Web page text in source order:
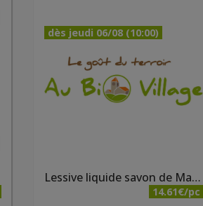
dès jeudi 06/08 (10:00)
Lessive liquide savon de Marseille 3 litres La Fourmi Verte
14.61€/pc